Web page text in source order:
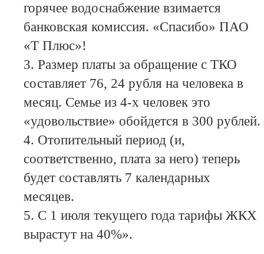
горячее водоснабжение взимается
банковская комиссия. «Спасибо» ПАО
«Т Плюс»!
3. Размер платы за обращение с ТКО
составляет 76, 24 рубля на человека в
месяц. Семье из 4-х человек это
«удовольствие» обойдется в 300 рублей.
4. Отопительный период (и,
соответственно, плата за него) теперь
будет составлять 7 календарных
месяцев.
5. С 1 июля текущего года тарифы ЖКХ
вырастут на 40%».